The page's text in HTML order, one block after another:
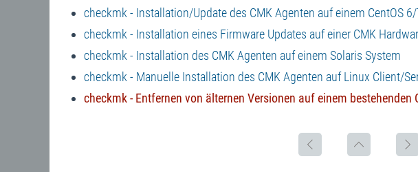
checkmk - Installation/Update des CMK Agenten auf einem CentOS
checkmk - Installation eines Firmware Updates auf einer CMK
checkmk - Installation des CMK Agenten auf einem Solaris System
checkmk - Manuelle Installation des CMK Agenten auf Linux Client/
checkmk - Entfernen von älternen Versionen auf einem bestehenden